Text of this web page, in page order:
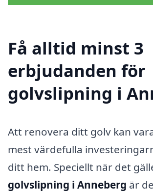
Få alltid minst 3
erbjudanden för
golvslipning i
Att renovera ditt golv kan
mest värdefulla
ditt hem. Speciellt när det
golvslipning i Anneberg är